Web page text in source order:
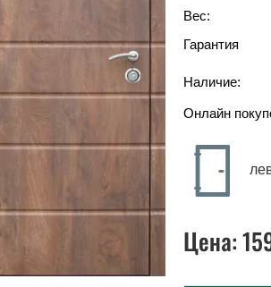
Вес:
Гарантия
Наличие:
Онлайн
Цена: